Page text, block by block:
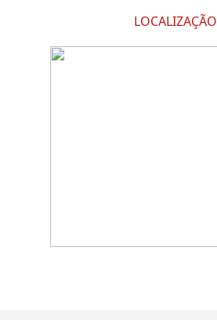
LOCALIZAÇÃO